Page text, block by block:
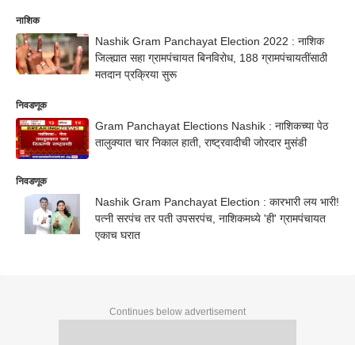
नाशिक
Nashik Gram Panchayat Election 2022 : नाशिक
जिल्ह्यात सहा ग्रामपंचायत बिनविरोध, 188 ग्रामपंचायतींसाठी
मतदान प्रक्रिया सुरू
निवडणूक
Gram Panchayat Elections Nashik : नाशिकच्या पेठ
तालुक्यात चार निकाल हाती, राष्ट्रवादीची जोरदार मुसंडी
निवडणूक
Nashik Gram Panchayat Election : कारभारी लय भारी!
पत्नी सरपंच तर पती उपसरपंच, नाशिकमध्ये 'ही' ग्रामपंचायत
एकाच घरात
Continues below advertisement